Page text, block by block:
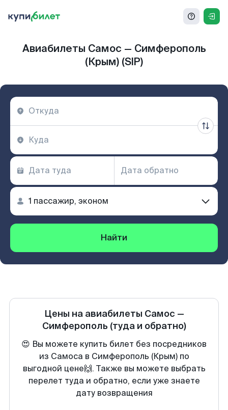
Авиабилеты Самос — Симферополь
(Крым) (SIP)
Найти
Цены на авиабилеты Самос —
Симферополь (туда и обратно)
😍 Вы можете купить билет без посредников
из Самоса в Симферополь (Крым) по
выгодной цене🙌. Также вы можете выбрать
перелет туда и обратно, если уже знаете
дату возвращения